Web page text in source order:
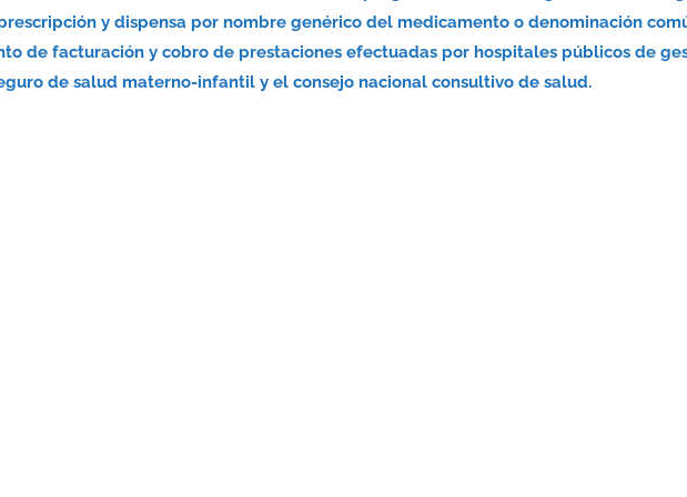
y dispensa por nombre genérico del medicamento o denominación
de facturación y cobro de prestaciones efectuadas por hospitales públicos de
de salud materno-infantil y el consejo nacional consultivo de salud.